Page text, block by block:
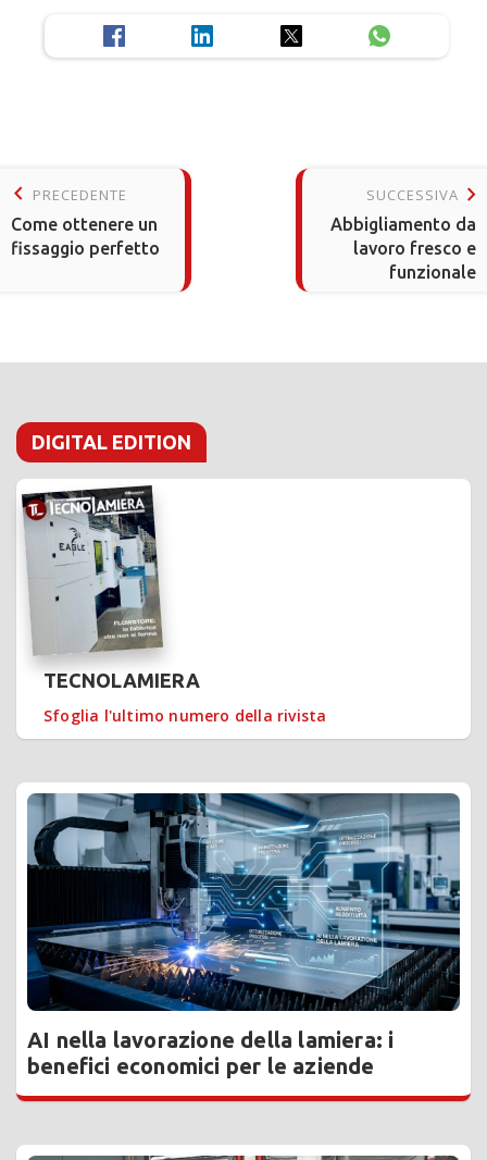
keyboard_arrow_left PRECEDENTE
Come ottenere un
fissaggio perfetto
SUCCESSIVA keyboard_arrow_right
Abbigliamento da
lavoro fresco e
funzionale
DIGITAL EDITION
TECNOLAMIERA
Sfoglia l'ultimo numero della rivista
AI nella lavorazione della lamiera: i
benefici economici per le aziende